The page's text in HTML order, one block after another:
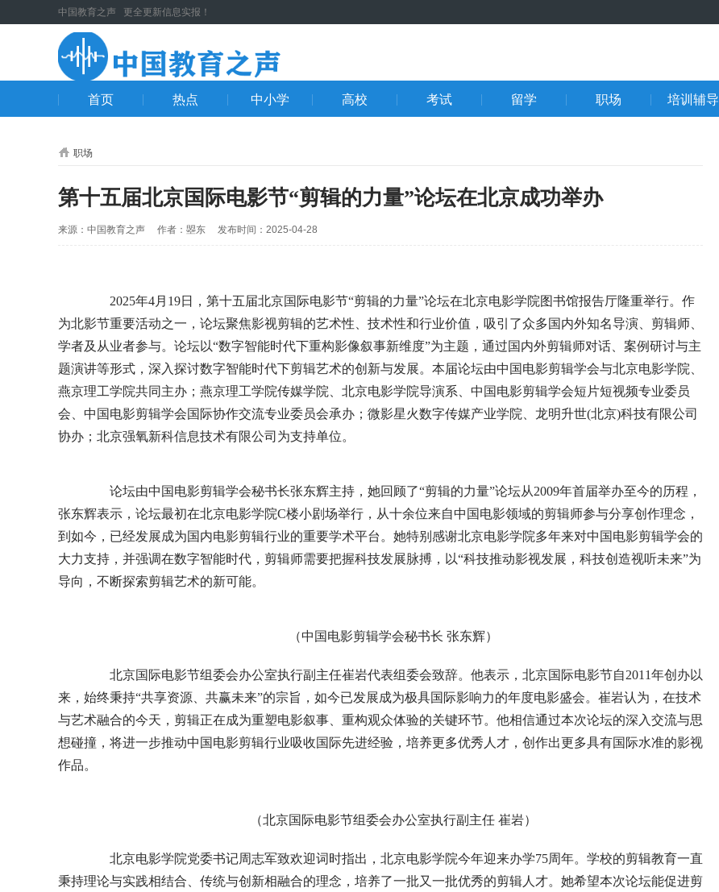
中国教育之声 更全更新信息实报！
首页 热点 中小学 高校 考试 留学 职场 培训辅导
职场
第十五届北京国际电影节“剪辑的力量”论坛在北京成功举办
来源：中国教育之声 作者：曌东 发布时间：2025-04-28
2025年4月19日，第十五届北京国际电影节“剪辑的力量”论坛在北京电影学院图书馆报告厅隆重举行。作
为北影节重要活动之一，论坛聚焦影视剪辑的艺术性、技术性和行业价值，吸引了众多国内外知名导演、剪辑师、
学者及从业者参与。论坛以“数字智能时代下重构影像叙事新维度”为主题，通过国内外剪辑师对话、案例研讨与主
题演讲等形式，深入探讨数字智能时代下剪辑艺术的创新与发展。本届论坛由中国电影剪辑学会与北京电影学院、
燕京理工学院共同主办；燕京理工学院传媒学院、北京电影学院导演系、中国电影剪辑学会短片短视频专业委员
会、中国电影剪辑学会国际协作交流专业委员会承办；微影星火数字传媒产业学院、龙明升世(北京)科技有限公司
协办；北京强氧新科信息技术有限公司为支持单位。
论坛由中国电影剪辑学会秘书长张东辉主持，她回顾了“剪辑的力量”论坛从2009年首届举办至今的历程，
张东辉表示，论坛最初在北京电影学院C楼小剧场举行，从十余位来自中国电影领域的剪辑师参与分享创作理念，
到如今，已经发展成为国内电影剪辑行业的重要学术平台。她特别感谢北京电影学院多年来对中国电影剪辑学会的
大力支持，并强调在数字智能时代，剪辑师需要把握科技发展脉搏，以“科技推动影视发展，科技创造视听未来”为
导向，不断探索剪辑艺术的新可能。
（中国电影剪辑学会秘书长 张东辉）
北京国际电影节组委会办公室执行副主任崔岩代表组委会致辞。他表示，北京国际电影节自2011年创办以
来，始终秉持“共享资源、共赢未来”的宗旨，如今已发展成为极具国际影响力的年度电影盛会。崔岩认为，在技术
与艺术融合的今天，剪辑正在成为重塑电影叙事、重构观众体验的关键环节。他相信通过本次论坛的深入交流与思
想碰撞，将进一步推动中国电影剪辑行业吸收国际先进经验，培养更多优秀人才，创作出更多具有国际水准的影视
作品。
（北京国际电影节组委会办公室执行副主任 崔岩）
北京电影学院党委书记周志军致欢迎词时指出，北京电影学院今年迎来办学75周年。学校的剪辑教育一直
秉持理论与实践相结合、传统与创新相融合的理念，培养了一批又一批优秀的剪辑人才。她希望本次论坛能促进剪